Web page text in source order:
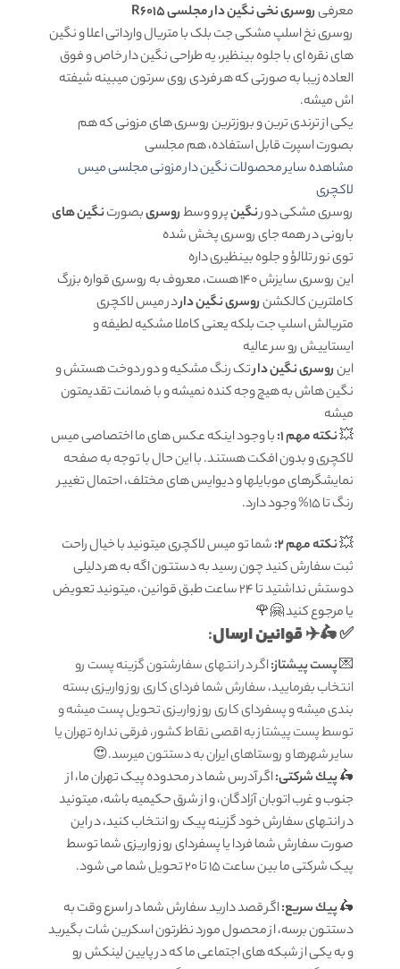
معرفیروسری نخی نگین دار مجلسی R6015
روسری نخ اسلپ مشکی جت بلک با متریال وارداتی اعلا و نگین
های نقره ای با جلوه بینظیر، یه طراحی نگین دار خاص و فوق
العاده زیبا به صورتی که هر فردی روی سرتون میبینه شیفته
اش میشه.
یکی از ترندی ترین و بروزترین روسری های مزونی که هم
بصورت اسپرت قابل استفاده، هم مجلسی
مشاهده سایر محصولات نگین دار مزونی مجلسی میس
لاکچری
روسری مشکی دورنگینپر و وسطروسریبصورتنگین های
بارونی در همه جای روسری پخش شده
توی نور تلالؤ و جلوه بینظیری داره
این روسری سایزش 140 هست، معروف به روسری قواره بزرگ
کاملترین کالکشنروسری نگین داردر میس لاکچری
متریالش اسلپ جت بلکه یعنی کاملا مشکیه لطیفه و
ایستاییش رو سر عالیه
اینروسری نگین دارتک رنگ مشکیه و دور دوخت هستش و
نگین هاش به هیچ وجه کنده نمیشه و با ضمانت تقدیمتون
میشه
💥نکته مهم 1: با وجود اینکه عکس های ما اختصاصی میس
لاکچری و بدون افکت هستند. با این حال با توجه به صفحه
نمایشگرهای موبایلها و دیوایس های مختلف، احتمال تغییر
رنگ تا 15% وجود دارد.
💥نکته مهم 2:
شما تو میس لاکچری میتونید با خیال راحت
ثبت سفارش کنید چون رسید به دستتون اگه به هر دلیلی
دوستش نداشتید تا ۲۴ ساعت طبق قوانین، میتونید تعویض
یا مرجوع کنید 🤗🌹
✅ 🛵✈️قوانين ارسال:
💌پست پیشتاز:اگر در انتهای سفارشتون گزینه پست رو
انتخاب بفرمایید، سفارش شما فردای کاری روز واریزی بسته
بندی میشه و پسفردای کاری روز واریزی تحویل پست میشه و
توسط پست پیشتاز به اقصی نقاط کشور، فرقی نداره تهران یا
سایر شهرها و روستاهای ایران به دستتون میرسد.😍
🛵پيك شرکتی:اگر آدرس شما در محدوده پیک تهران ما، از
جنوب و غرب اتوبان آزادگان، و از شرق حکیمیه باشه، میتونید
در انتهای سفارش خود گزینه پیک رو انتخاب کنید، در این
صورت سفارش شما فردا یا پسفردای روز واريزى شما توسط
پیک شرکتی ما بين ساعت ۱۵ تا ٢٠ تحويل شما مى شود.
🛵پيك سریع:اگر قصد دارید سفارش شما در اسرع وقت به
دستتون برسه، از محصول مورد نظرتون اسکرین شات بگیرید
و به یکی از شبکه های اجتماعی ما که در پایین لینکش رو